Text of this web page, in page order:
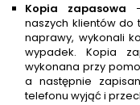
Kopia zapasowa
naszych klientów do
naprawy, wykonali
wypadek. Kopia
wykonana przy
a następnie
telefonu wyjąć i